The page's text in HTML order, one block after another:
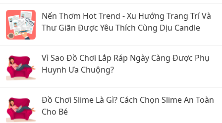
Nến Thơm Hot Trend - Xu Hướng Trang Trí Và
Thư Giãn Được Yêu Thích Cùng Dịu Candle
Vì Sao Đồ Chơi Lắp Ráp Ngày Càng Được Phụ
Huynh Ưa Chuộng?
Đồ Chơi Slime Là Gì? Cách Chọn Slime An Toàn
Cho Bé